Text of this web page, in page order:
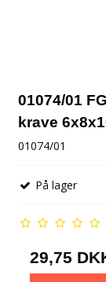
01074/01
krave
01074/01
På lager
29,75